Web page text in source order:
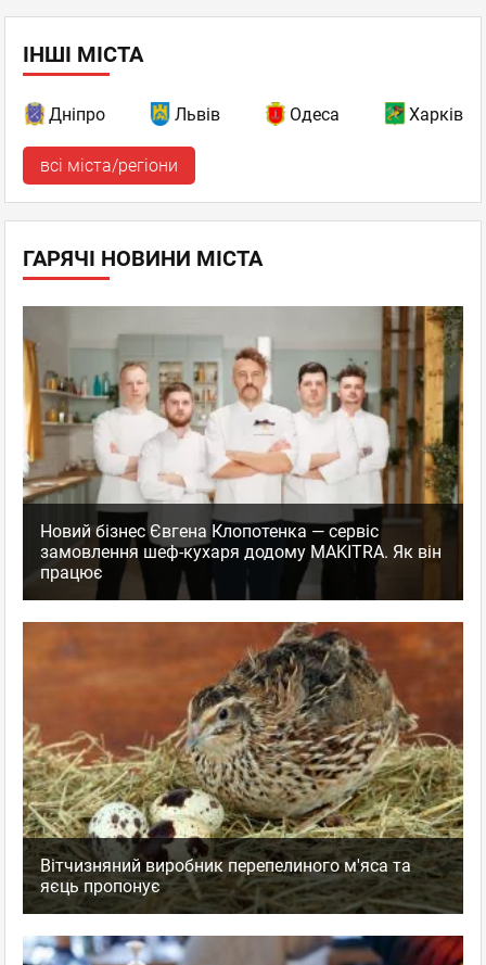
ІНШІ МІСТА
Дніпро Львів Одеса Харків
всі міста/регіони
ГАРЯЧІ НОВИНИ МІСТА
Новий бізнес Євгена Клопотенка — сервіс
замовлення шеф-кухаря додому MAKITRA. Як він
працює
Вітчизняний виробник перепелиного м'яса та
яєць пропонує